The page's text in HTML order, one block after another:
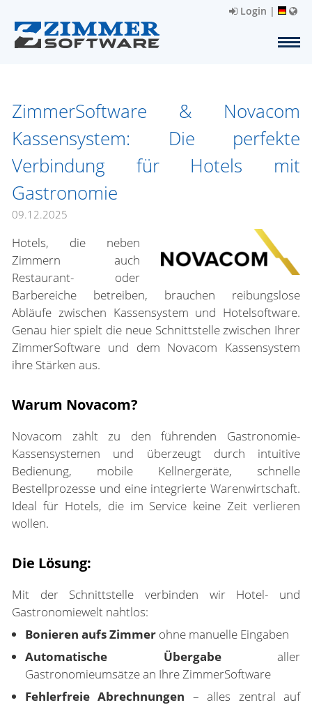
Login |
ZimmerSoftware & Novacom
Kassensystem: Die perfekte
Verbindung für Hotels mit
Gastronomie
09.12.2025
Hotels, die neben
Zimmern auch
Restaurant- oder
Barbereiche betreiben, brauchen reibungslose
Abläufe zwischen Kassensystem und Hotelsoftware.
Genau hier spielt die neue Schnittstelle zwischen Ihrer
ZimmerSoftware und dem Novacom Kassensystem
ihre Stärken aus.
Warum Novacom?
Novacom zählt zu den führenden Gastronomie-
Kassensystemen und überzeugt durch intuitive
Bedienung, mobile Kellnergeräte, schnelle
Bestellprozesse und eine integrierte Warenwirtschaft.
Ideal für Hotels, die im Service keine Zeit verlieren
wollen.
Die Lösung:
Mit der Schnittstelle verbinden wir Hotel- und
Gastronomiewelt nahtlos:
Bonieren aufs Zimmer ohne manuelle Eingaben
Automatische Übergabealler
Gastronomieumsätze an Ihre ZimmerSoftware
Fehlerfreie Abrechnungen – alles zentral auf